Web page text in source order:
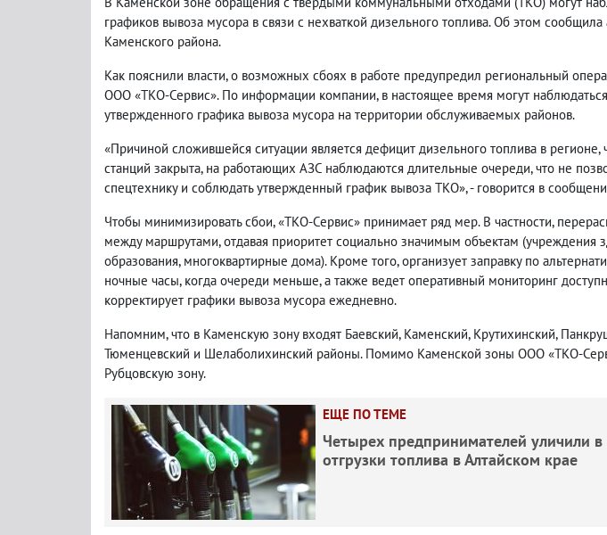
графиков вывоза мусора в связи с нехваткой дизельного топлива. Об этом
Каменского района.
Как пояснили власти, о возможных сбоях в работе предупредил региональный
ООО «ТКО-Сервис». По информации компании, в настоящее время могут
утвержденного графика вывоза мусора на территории обслуживаемых районов.
«Причиной сложившейся ситуации является дефицит дизельного топлива в регионе,
станций закрыта, на работающих АЗС наблюдаются длительные очереди, что не
спецтехнику и соблюдать утвержденный график вывоза ТКО», - говорится в
Чтобы минимизировать сбои, «ТКО-Сервис» принимает ряд мер. В частности,
между маршрутами, отдавая приоритет социально значимым объектам (учреждения
образования, многоквартирные дома). Кроме того, организует заправку по
ночные часы, когда очереди меньше, а также ведет оперативный мониторинг
корректирует графики вывоза мусора ежедневно.
Напомним, что в Каменскую зону входят Баевский, Каменский, Крутихинский,
Тюменцевский и Шелаболихинский районы. Помимо Каменской зоны ООО «ТКО-
Рубцовскую зону.
ЕЩЕ ПО ТЕМЕ
Четырех предпринимателей уличили в
отгрузки топлива в Алтайском крае